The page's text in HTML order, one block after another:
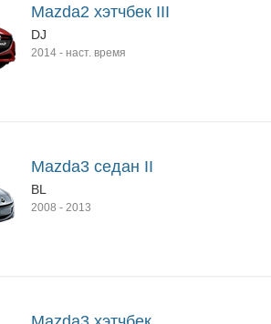
Mazda2 хэтчбек III
DJ
2014 - наст. время
Mazda3 седан II
BL
2008 - 2013